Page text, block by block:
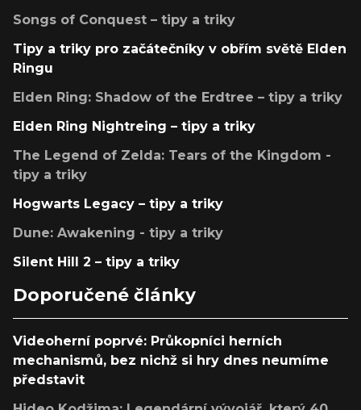
Songs of Conquest – tipy a triky
Tipy a triky pro začátečníky v obřím světě Elden
Ringu
Elden Ring: Shadow of the Erdtree – tipy a triky
Elden Ring Nightreing – tipy a triky
The Legend of Zelda: Tears of the Kingdom -
tipy a triky
Hogwarts Legacy – tipy a triky
Dune: Awakening - tipy a triky
Silent Hill 2 – tipy a triky
Doporučené články
Videoherní poprvé: Průkopníci herních
mechanismů, bez nichž si hry dnes neumíme
představit